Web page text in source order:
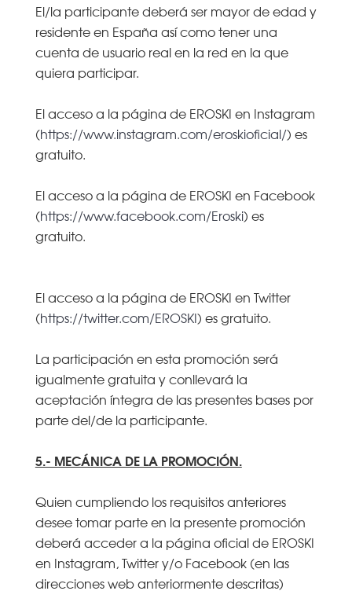
El/la participante deberá ser mayor de edad y
residente en España así como tener una
cuenta de usuario real en la red en la que
quiera participar.
El acceso a la página de EROSKI en Instagram
(https://www.instagram.com/eroskioficial/) es
gratuito.
El acceso a la página de EROSKI en Facebook
(https://www.facebook.com/Eroski) es
gratuito.
El acceso a la página de EROSKI en Twitter
(https://twitter.com/EROSKI) es gratuito.
La participación en esta promoción será
igualmente gratuita y conllevará la
aceptación íntegra de las presentes bases por
parte del/de la participante.
5.- MECÁNICA DE LA PROMOCIÓN.
Quien cumpliendo los requisitos anteriores
desee tomar parte en la presente promoción
deberá acceder a la página oficial de EROSKI
en Instagram, Twitter y/o Facebook (en las
direcciones web anteriormente descritas)